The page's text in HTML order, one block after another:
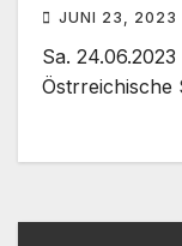
JUNI 23, 2023
Sa.
Östrreichische